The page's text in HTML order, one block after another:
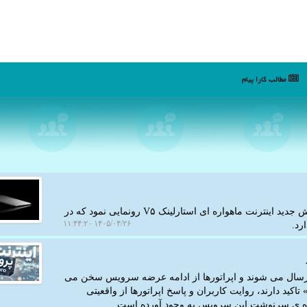
مطالب كارا پیام
کارا پیام: اسپیس ایکس، شرکت فضایی ایلان ماسک، از دیش جدید اینترنت ماهواره ای استارلینک V۵ رونمایی نمود که در
۱۴۰۵/۰۴/۲۶ ۱۱:۴۴:۲۰
ارسال می شوند و اپراتورها از ادامه عرضه سرویس سخن می
دارند، روایت کاربران و پاسخ اپراتورها از واقعیتی
ی سرنوشت این سرویس به وجود آورده است.